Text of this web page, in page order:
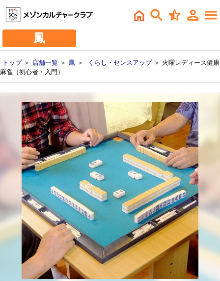
鳳
トップ＞ 店舗一覧 ＞ 鳳 ＞ くらし・センスアップ＞ 火曜レディース健康
麻雀（初心者・入門）